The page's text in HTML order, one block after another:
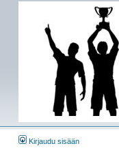
Kirjaudu sisään